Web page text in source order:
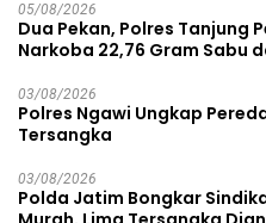
05/08/2026
Dua Pekan, Polres Tanjung
Narkoba 22,76 Gram Sabu
03/08/2026
Polres Ngawi Ungkap
Tersangka
03/08/2026
Polda Jatim Bongkar